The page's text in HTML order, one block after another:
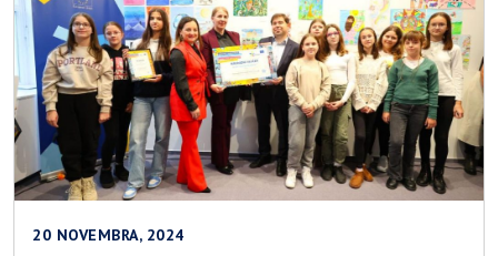
20 NOVEMBRA, 2024